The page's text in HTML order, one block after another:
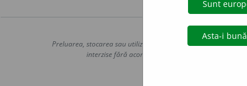
Copyright © 2004-
Preluarea, stocarea sau utilizarea datelor de pe acest site,
interzise fără acordul nostru prealabil scris, cu